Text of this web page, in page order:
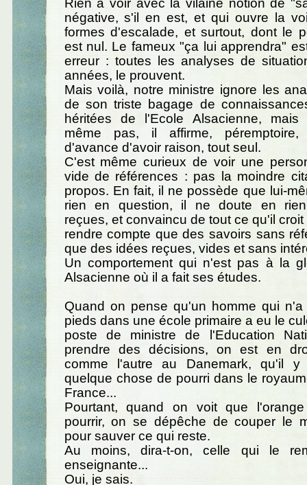
négative, s'il en est, et qui ouvre la
formes d'escalade, et surtout, dont le
est nul. Le fameux "ça lui apprendra"
erreur : toutes les analyses de
années, le prouvent.
Mais voilà, notre ministre ignore les
de son triste bagage de
héritées de l'Ecole Alsacienne, mais
même pas, il affirme,
d'avance d'avoir raison, tout seul.
C'est même curieux de voir une
vide de références : pas la moindre
propos. En fait, il ne possède que lui-
rien en question, il ne doute en
reçues, et convaincu de tout ce qu'il
rendre compte que des savoirs sans
que des idées reçues, vides et sans
Un comportement qui n'est pas à la
Alsacienne où il a fait ses études.
Quand on pense qu'un homme qui
pieds dans une école primaire a eu le
poste de ministre de l'Education
prendre des décisions, on est en
comme l'autre au Danemark, qu'il y
quelque chose de pourri dans le
France...
Pourtant, quand on voit que
pourrir, on se dépêche de couper le
pour sauver ce qui reste.
Au moins, dira-t-on, celle qui le
enseignante...
Oui, je sais.